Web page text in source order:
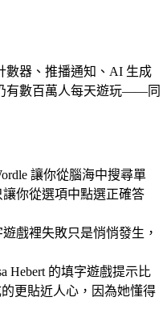
數器、推播通知、AI 生成
有數百萬人每天遊玩——同
讓你從腦海中搜尋單
你從選項中點選正確答
戲裡失敗只是悄悄發生，
Hebert 的填字遊戲提示比
更貼近人心，因為她懂得